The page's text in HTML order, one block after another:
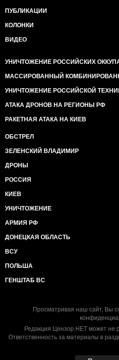
ПУБЛИКАЦИИ
КОЛОНКИ
ВИДЕО
УНИЧТОЖЕНИЕ РОССИЙСКИХ
МАССИРОВАННЫЙ
УНИЧТОЖЕНИЕ РОССИЙСКОЙ
АТАКА ДРОНОВ НА РЕГИОНЫ РФ
РАКЕТНАЯ АТАКА НА КИЕВ
ОБСТРЕЛ
ЗЕЛЕНСКИЙ ВЛАДИМИР
ДРОНЫ
РОССИЯ
КИЕВ
УНИЧТОЖЕНИЕ
АРМИЯ РФ
ДОНЕЦКАЯ ОБЛАСТЬ
ВСУ
ПОЛЬША
ГЕНШТАБ ВС
Просматривая наш сайт, Вы
Редакция Цензор.НЕТ может не
Ответственность за материалы в